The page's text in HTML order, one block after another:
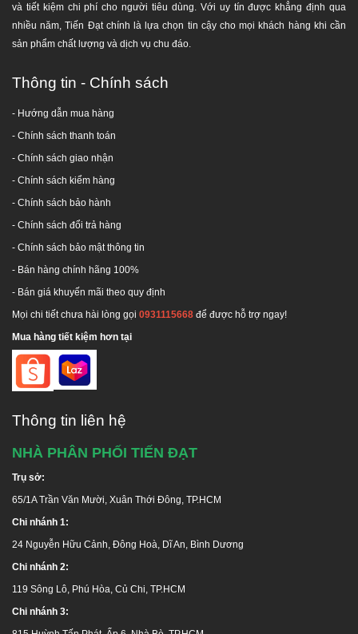
Không chèn đá, sỏi, vật liệu cứng xung quanh giữa
phần trống của bồn và hố.
Hotline tư vấn: 1800 646486
Hãy liên hệ chúng tôi để nhận được tư vấn miễn phí
và giá ưu đãi!
và tiết kiệm chi phí cho người tiêu dùng. Với uy tín được khẳng định qua
nhiều năm, Tiến Đạt chính là lựa chọn tin cậy cho mọi khách hàng khi cần
sản phẩm chất lượng và dịch vụ chu đáo.
Thông tin - Chính sách
- Hướng dẫn mua hàng
- Chính sách thanh toán
- Chính sách giao nhận
- Chính sách kiểm hàng
- Chính sách bảo hành
- Chính sách đổi trả hàng
- Chính sách bảo mật thông tin
- Bán hàng chính hãng 100%
- Bán giá khuyến mãi theo quy định
Mọi chi tiết chưa hài lòng gọi 0931115668 để được hỗ trợ ngay!
Mua hàng tiết kiệm hơn tại
Thông tin liên hệ
NHÀ PHÂN PHỐI TIẾN ĐẠT
Trụ sở:
65/1A Trần Văn Mười, Xuân Thới Đông, TP.HCM
Chi nhánh 1:
24 Nguyễn Hữu Cảnh, Đông Hoà, Dĩ An, Bình Dương
Chi nhánh 2:
119 Sông Lô, Phú Hòa, Củ Chi, TP.HCM
Chi nhánh 3: